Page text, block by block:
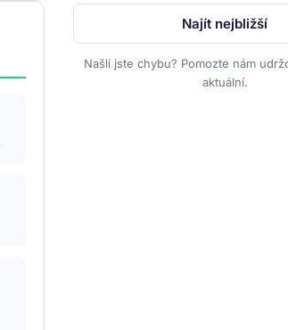
Najít nejbližší
Našli jste chybu? Pomozte nám
aktuální.